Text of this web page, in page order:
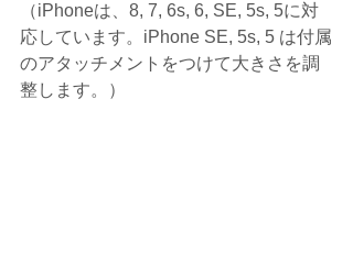
（iPhoneは、8, 7, 6s, 6, SE, 5s, 5に対
応しています。iPhone SE, 5s, 5 は付属
のアタッチメントをつけて大きさを調
整します。）